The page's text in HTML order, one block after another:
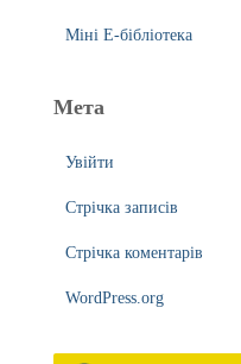
Міні Е-бібліотека
Мета
Увійти
Стрічка записів
Стрічка коментарів
WordPress.org